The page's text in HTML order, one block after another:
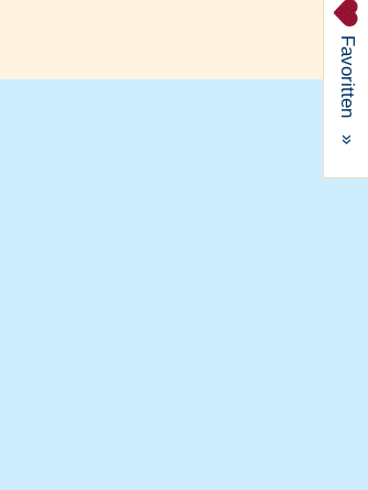
Favoritten
»